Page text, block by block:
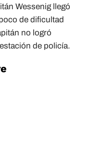
Wessenig llegó
de dificultad
no logró
de policía.